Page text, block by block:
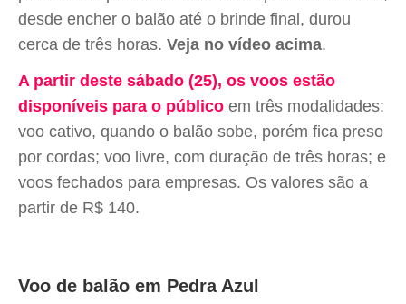
desde encher o balão até o brinde final, durou
cerca de três horas. Veja no vídeo acima.
A partir deste sábado (25), os voos estão
disponíveis para o público em três modalidades:
voo cativo, quando o balão sobe, porém fica preso
por cordas; voo livre, com duração de três horas; e
voos fechados para empresas. Os valores são a
partir de R$ 140.
Voo de balão em Pedra Azul